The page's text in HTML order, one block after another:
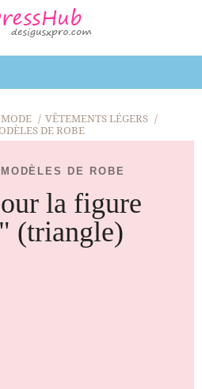
VÊTEMENTS LÉGERS
DE ROBE
DE ROBE
la figure
(triangle)